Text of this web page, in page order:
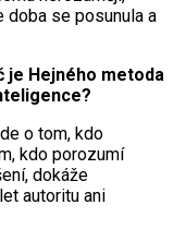
doba se posunula a
je Hejného metoda
o tom, kdo
kdo porozumí
dokáže
autoritu ani